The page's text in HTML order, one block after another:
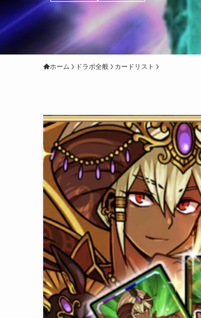
ホーム ドラポ全般 カードリスト